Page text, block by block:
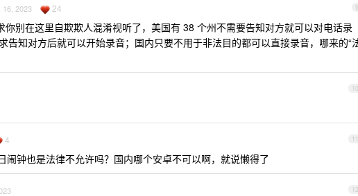
9
16, 2023 24
你别在这里自欺欺人混淆视听了，美国有 38 个州不需要告知对方就可以对电话录
告知对方后就可以开始录音；国内只要不用于非法目的都可以直接录音，哪来的“
10
11
4
闹钟也是法律不允许吗？国内哪个安卓不可以啊，就说懒得了
12